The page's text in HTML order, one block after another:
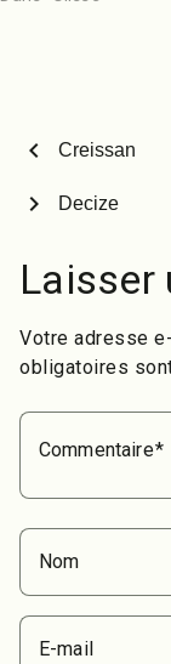
sur du…
chevron_left Creissan
Decize
chevron_right
Laisser
Votre adresse
obligatoires
Commentaire
Nom
E-mail